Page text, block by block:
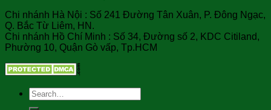
Chi nhánh Hà Nội : Số 241 Đường Tân Xuân, P. Đông Ngạc,
Q. Bắc Từ Liêm, HN.
Chi nhánh Hồ Chí Minh : Số 34, Đường số 2, KDC Citiland,
Phường 10, Quận Gò vấp, Tp.HCM